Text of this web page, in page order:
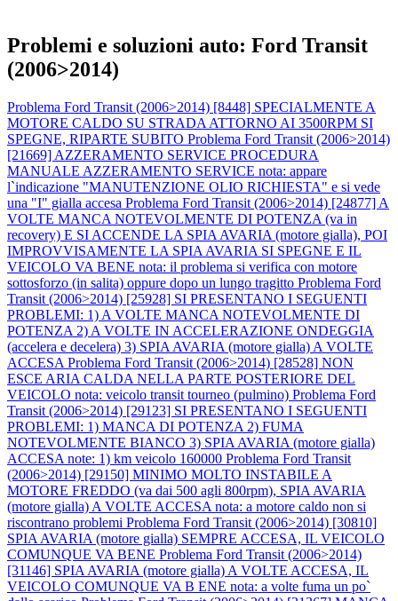
Problemi e soluzioni auto: Ford Transit
(2006>2014)
Problema Ford Transit (2006>2014) [8448] SPECIALMENTE A
MOTORE CALDO SU STRADA ATTORNO AI 3500RPM SI
SPEGNE, RIPARTE SUBITO Problema Ford Transit (2006>2014)
[21669] AZZERAMENTO SERVICE PROCEDURA
MANUALE AZZERAMENTO SERVICE nota: appare
l`indicazione "MANUTENZIONE OLIO RICHIESTA" e si vede
una "I" gialla accesa Problema Ford Transit (2006>2014) [24877] A
VOLTE MANCA NOTEVOLMENTE DI POTENZA (va in
recovery) E SI ACCENDE LA SPIA AVARIA (motore gialla), POI
IMPROVVISAMENTE LA SPIA AVARIA SI SPEGNE E IL
VEICOLO VA BENE nota: il problema si verifica con motore
sottosforzo (in salita) oppure dopo un lungo tragitto Problema Ford
Transit (2006>2014) [25928] SI PRESENTANO I SEGUENTI
PROBLEMI: 1) A VOLTE MANCA NOTEVOLMENTE DI
POTENZA 2) A VOLTE IN ACCELERAZIONE ONDEGGIA
(accelera e decelera) 3) SPIA AVARIA (motore gialla) A VOLTE
ACCESA Problema Ford Transit (2006>2014) [28528] NON
ESCE ARIA CALDA NELLA PARTE POSTERIORE DEL
VEICOLO nota: veicolo transit tourneo (pulmino) Problema Ford
Transit (2006>2014) [29123] SI PRESENTANO I SEGUENTI
PROBLEMI: 1) MANCA DI POTENZA 2) FUMA
NOTEVOLMENTE BIANCO 3) SPIA AVARIA (motore gialla)
ACCESA note: 1) km veicolo 160000 Problema Ford Transit
(2006>2014) [29150] MINIMO MOLTO INSTABILE A
MOTORE FREDDO (va dai 500 agli 800rpm), SPIA AVARIA
(motore gialla) A VOLTE ACCESA nota: a motore caldo non si
riscontrano problemi Problema Ford Transit (2006>2014) [30810]
SPIA AVARIA (motore gialla) SEMPRE ACCESA, IL VEICOLO
COMUNQUE VA BENE Problema Ford Transit (2006>2014)
[31146] SPIA AVARIA (motore gialla) A VOLTE ACCESA, IL
VEICOLO COMUNQUE VA B ENE nota: a volte fuma un po`